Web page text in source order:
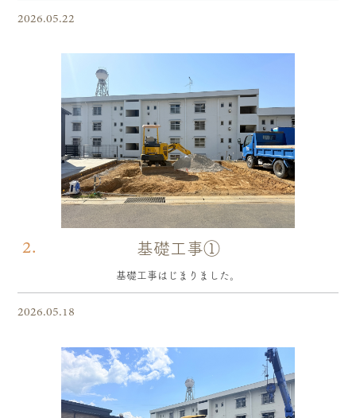
2026.05.22
2. 基礎工事①
基礎工事はじまりました。
2026.05.18